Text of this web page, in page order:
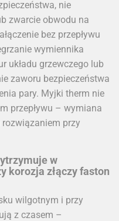
nie
zwarcie obwodu na
bez przepływu
wymiennika
układu grzewczego lub
zaworu bezpieczeństwa
pary. Myjki therm nie
przepływu – wymiana
przy
w
korozja złączy faston
wilgotnym i przy
z czasem –